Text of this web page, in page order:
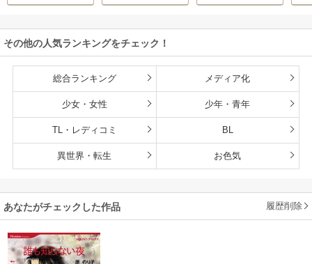
その他の人気ランキングをチェック！
総合ランキング メディア化
少女・女性 少年・青年
TL・レディコミ BL
異世界・転生 お色気
あなたがチェックした作品 履歴削除